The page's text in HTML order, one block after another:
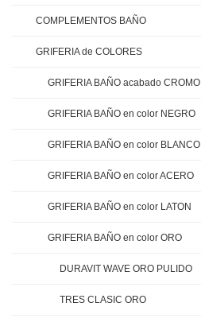
COMPLEMENTOS BAÑO
GRIFERIA de COLORES
GRIFERIA BAÑO acabado CROMO
GRIFERIA BAÑO en color NEGRO
GRIFERIA BAÑO en color BLANCO
GRIFERIA BAÑO en color ACERO
GRIFERIA BAÑO en color LATON
GRIFERIA BAÑO en color ORO
DURAVIT WAVE ORO PULIDO
TRES CLASIC ORO